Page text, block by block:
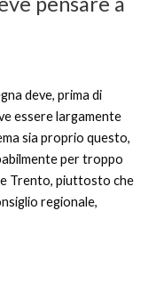
deve, prima di
essere largamente
sia proprio questo,
per troppo
Trento, piuttosto che
regionale,